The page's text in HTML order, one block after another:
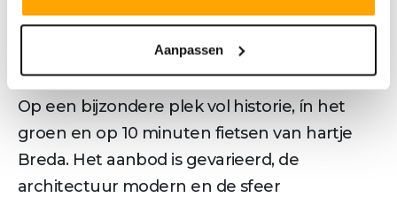
Aanpassen
Een plek die écht alles heeft
De Kruidentuin maakt deel uit van Park
Langendijk, pal naast het geliefde Zaartpark.
Op een bijzondere plek vol historie, ín het
groen en op 10 minuten fietsen van hartje
Breda. Het aanbod is gevarieerd, de
architectuur modern en de sfeer